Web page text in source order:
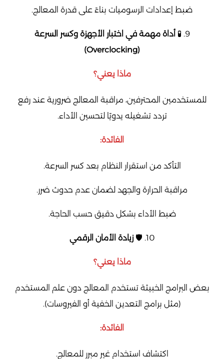
ضبط إعدادات الرسوميات بناءً على قدرة المعالج.
9. 🧪
أداة مهمة في اختبار الأجهزة وكسر السرعة
(Overclocking)
ماذا يعني؟
للمستخدمين المحترفين، مراقبة المعالج ضرورية عند رفع
تردد تشغيله يدويًا لتحسين الأداء.
الفائدة:
التأكد من استقرار النظام بعد كسر السرعة.
مراقبة الحرارة والجهد لضمان عدم حدوث ضرر.
ضبط الأداء بشكل دقيق حسب الحاجة.
10. 🛡️ زيادة الأمان الرقمي
ماذا يعني؟
بعض البرامج الخبيثة تستخدم المعالج دون علم المستخدم
(مثل برامج التعدين الخفية أو الفيروسات).
الفائدة:
اكتشاف استخدام غير مبرر للمعالج.